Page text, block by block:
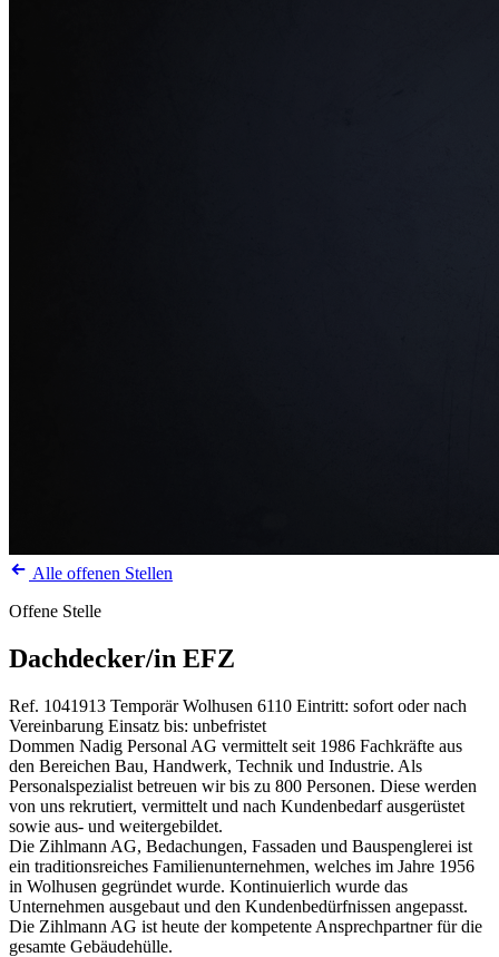
Alle offenen Stellen
Offene Stelle
Dachdecker/in EFZ
Ref. 1041913 Temporär Wolhusen 6110 Eintritt: sofort oder nach
Vereinbarung Einsatz bis: unbefristet
Dommen Nadig Personal AG vermittelt seit 1986 Fachkräfte aus
den Bereichen Bau, Handwerk, Technik und Industrie. Als
Personalspezialist betreuen wir bis zu 800 Personen. Diese werden
von uns rekrutiert, vermittelt und nach Kundenbedarf ausgerüstet
sowie aus- und weitergebildet.
Die Zihlmann AG, Bedachungen, Fassaden und Bauspenglerei ist
ein traditionsreiches Familienunternehmen, welches im Jahre 1956
in Wolhusen gegründet wurde. Kontinuierlich wurde das
Unternehmen ausgebaut und den Kundenbedürfnissen angepasst.
Die Zihlmann AG ist heute der kompetente Ansprechpartner für die
gesamte Gebäudehülle.